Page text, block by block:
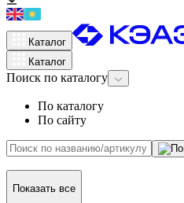
Каталог
Каталог
Поиск по каталогу
По каталогу
По сайту
Показать все